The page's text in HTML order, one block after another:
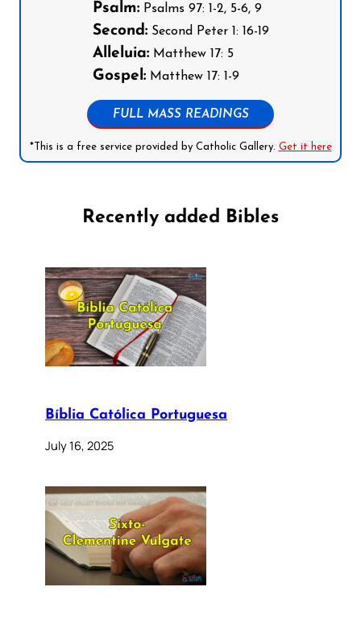
Psalm:Psalms 97: 1-2, 5-6, 9
Second:Second Peter 1: 16-19
Alleluia:Matthew 17: 5
Gospel:Matthew 17: 1-9
FULL MASS READINGS
*This is a free service provided by Catholic Gallery. Get it here
Recently added Bibles
Bíblia Católica Portuguesa
July 16, 2025